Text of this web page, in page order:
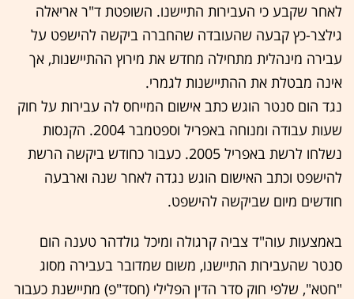
לאחר שקבע כי העבירות התיישנו. השופטת ד"ר אריאלה
גילצר-כץ קבעה שהעובדה שהחברה ביקשה להישפט על
עבירה מינהלית מתחילה מחדש את מירוץ ההתיישנות, אך
אינה מבטלת את ההתיישנות לגמרי.
נגד הום סנטר הוגש כתב אישום המייחס לה עבירות על חוק
שעות עבודה ומנוחה באפריל וספטמבר 2004. הקנסות
נשלחו לרשת באפריל 2005. כעבור כחודש ביקשה הרשת
להישפט וכתב האישום הוגש נגדה לאחר שנה וארבעה
חודשים מיום שביקשה להישפט.
באמצעות עוה"ד צביה קרגולה ומיכל גולדהר טענה הום
סנטר שהעבירות התיישנו, משום שמדובר בעבירה מסוג
"חטא", שלפי חוק סדר הדין הפלילי (חסד"פ) מתיישנת כעבור